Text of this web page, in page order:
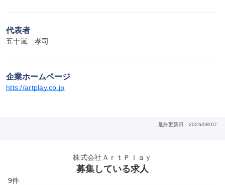
代表者
五十嵐　孝司
企業ホームページ
htts://artplay.co.jp
最終更新日：2026/08/07
株式会社ＡｒｔＰｌａｙ
募集している求人
9件